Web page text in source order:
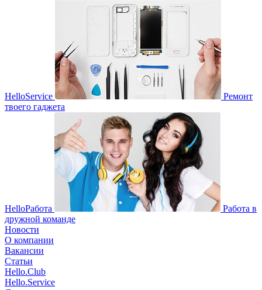
HelloService
Ремонт
твоего гаджета
HelloРабота
Работа в
дружной команде
Новости
О компании
Вакансии
Статьи
Hello.Club
Hello.Service